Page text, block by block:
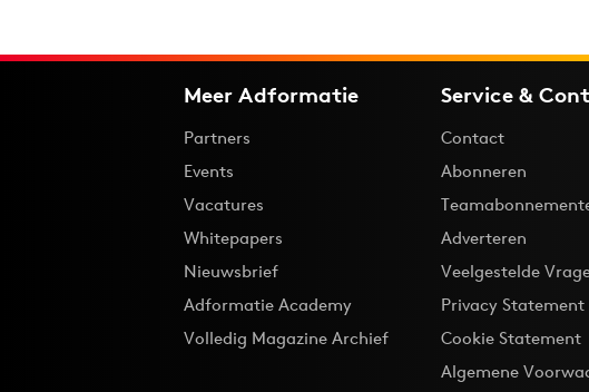
Meer Adformatie
Partners
Events
Vacatures
Whitepapers
Nieuwsbrief
Adformatie Academy
Volledig Magazine Archief
Service &
Contact
Abonneren
Adverteren
Veelgestelde
Privacy Statement
Cookie Statement
Algemene